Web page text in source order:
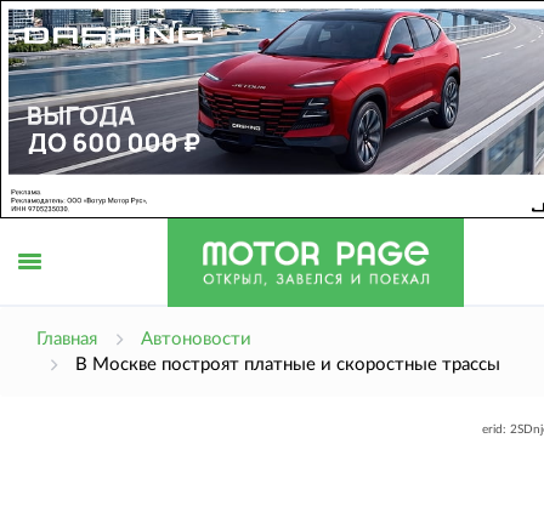
Главная
Автоновости
В Москве построят платные и скоростные трассы
erid: